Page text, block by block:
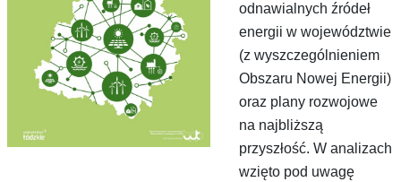
odnawialnych źródeł
energii w województwie
(z wyszczególnieniem
Obszaru Nowej Energii)
oraz plany rozwojowe
na najbliższą
przyszłość. W analizach
wzięto pod uwagę